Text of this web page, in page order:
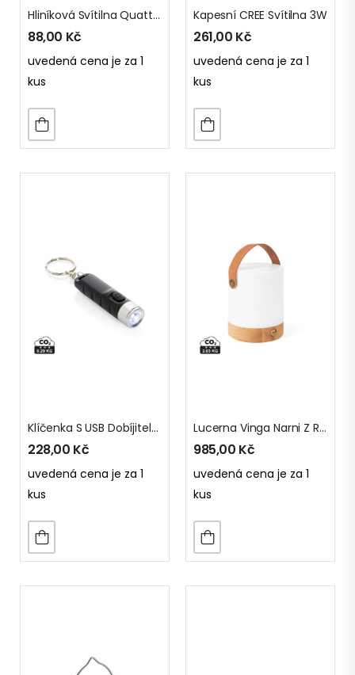
Hliníková Svítilna Quattro
88,00 Kč
uvedená cena je za 1
kus
Kapesní CREE Svítilna 3W
261,00 Kč
uvedená cena je za 1
kus
Klíčenka S USB Dobíjitelnou Svítilnou Globix Z RCS Plastu
228,00 Kč
uvedená cena je za 1
kus
Lucerna Vinga Narni Z RCS Recykl. ABS
985,00 Kč
uvedená cena je za 1
kus